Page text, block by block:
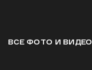
ВСЕ ФОТО И ВИДЕО